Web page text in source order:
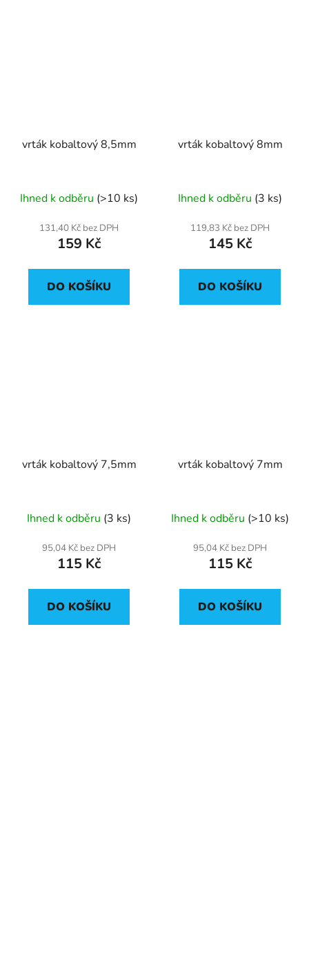
vrták kobaltový 8,5mm
Ihned k odběru (>10 ks)
131,40 Kč bez DPH
159 Kč
DO KOŠÍKU
vrták kobaltový 8mm
Ihned k odběru (3 ks)
119,83 Kč bez DPH
145 Kč
DO KOŠÍKU
vrták kobaltový 7,5mm
Ihned k odběru (3 ks)
95,04 Kč bez DPH
115 Kč
DO KOŠÍKU
vrták kobaltový 7mm
Ihned k odběru (>10 ks)
95,04 Kč bez DPH
115 Kč
DO KOŠÍKU